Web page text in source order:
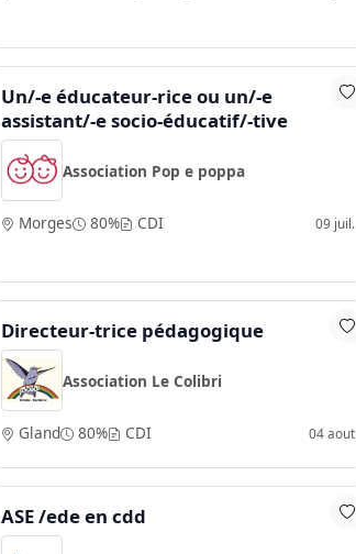
Un/-e éducateur-rice ou un/-e
assistant/-e socio-éducatif/-tive
Association Pop e poppa
Morges 80% CDI 09 juil.
Directeur-trice pédagogique
Association Le Colibri
Gland 80% CDI 04 aout
ASE /ede en cdd